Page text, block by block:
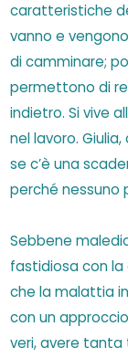
caratteristiche
vanno e
di camminare;
permettono di
indietro. Si vive
nel lavoro.
se c’è una
perché nessuno
Sebbene
fastidiosa con la
che la malattia
con un
veri, avere tanta